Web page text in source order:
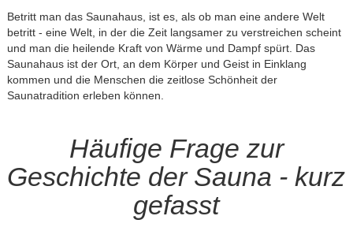
Betritt man das Saunahaus, ist es, als ob man eine andere Welt
betritt - eine Welt, in der die Zeit langsamer zu verstreichen scheint
und man die heilende Kraft von Wärme und Dampf spürt. Das
Saunahaus ist der Ort, an dem Körper und Geist in Einklang
kommen und die Menschen die zeitlose Schönheit der
Saunatradition erleben können.
Häufige Frage zur
Geschichte der Sauna - kurz
gefasst